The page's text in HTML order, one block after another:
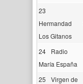
23
Hermandad
Los Gitanos
24
Radio
María España
25
Virgen de